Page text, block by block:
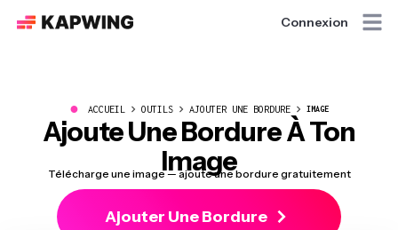
Connexion
● ACCUEIL OUTILS AJOUTER UNE BORDURE IMAGE
Ajoute Une Bordure À Ton
Image
Télécharge une image — ajoute une bordure gratuitement
Ajouter Une Bordure